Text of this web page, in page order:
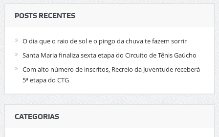
POSTS RECENTES
O dia que o raio de sol e o pingo da chuva te fazem sorrir
Santa Maria finaliza sexta etapa do Circuito de Tênis Gaúcho
Com alto número de inscritos, Recreio da Juventude receberá
5ª etapa do CTG
CATEGORIAS